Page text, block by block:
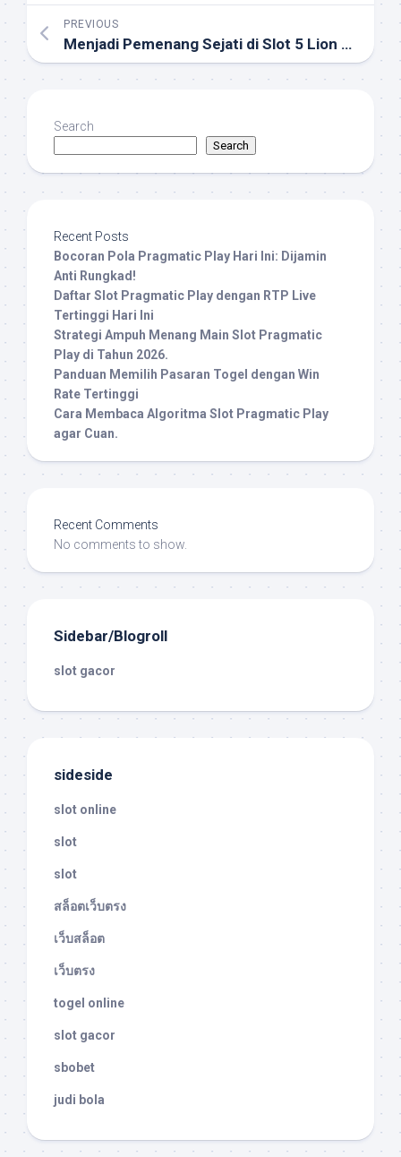
PREVIOUS
Menjadi Pemenang Sejati di Slot 5 Lion Reborn
Search
Search
Recent Posts
Bocoran Pola Pragmatic Play Hari Ini: Dijamin
Anti Rungkad!
Daftar Slot Pragmatic Play dengan RTP Live
Tertinggi Hari Ini
Strategi Ampuh Menang Main Slot Pragmatic
Play di Tahun 2026.
Panduan Memilih Pasaran Togel dengan Win
Rate Tertinggi
Cara Membaca Algoritma Slot Pragmatic Play
agar Cuan.
Recent Comments
No comments to show.
Sidebar/Blogroll
slot gacor
sideside
slot online
slot
slot
สล็อตเว็บตรง
เว็บสล็อต
เว็บตรง
togel online
slot gacor
sbobet
judi bola